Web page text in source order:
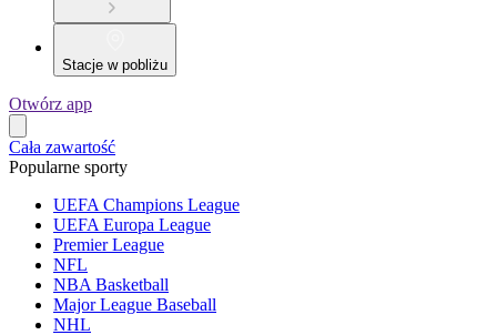
Stacje w pobliżu
Otwórz app
Cała zawartość
Popularne sporty
UEFA Champions League
UEFA Europa League
Premier League
NFL
NBA Basketball
Major League Baseball
NHL